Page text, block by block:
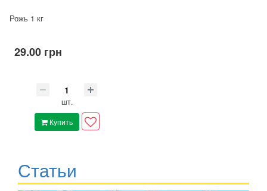
Рожь 1 кг
29.00 грн
шт.
Купить
Статьи